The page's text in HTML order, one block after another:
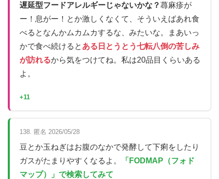
遅延型フードアレルギーじゃないかな？蕁麻疹が
ー！息がー！とか激しくなくて、そういえばあれ食
べるとなんかムカムカするな、みたいな。まあいっ
かで食べ続けると ある日とうとう七転八倒の苦しみ
が訪れるから気をつけてね。私は20品目くらいある
よ。
+11
138. 匿名 2026/05/28
豆とか玉ねぎはお腹のなかで発酵して下痢をしたり
ガスがたまりやすくなるよ。
「FODMAP（フォド
マップ）」で検索してみて